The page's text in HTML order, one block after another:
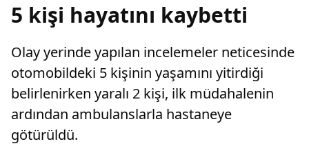
5 kişi hayatını kaybetti
Olay yerinde yapılan incelemeler neticesinde
otomobildeki 5 kişinin yaşamını yitirdiği
belirlenirken yaralı 2 kişi, ilk müdahalenin
ardından ambulanslarla hastaneye
götürüldü.